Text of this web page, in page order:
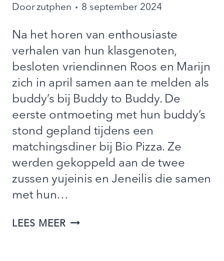
Doorzutphen 8 september 2024
Na het horen van enthousiaste
verhalen van hun klasgenoten,
besloten vriendinnen Roos en Marijn
zich in april samen aan te melden als
buddy’s bij Buddy to Buddy. De
eerste ontmoeting met hun buddy’s
stond gepland tijdens een
matchingsdiner bij Bio Pizza. Ze
werden gekoppeld aan de twee
zussen yujeinis en Jeneilis die samen
met hun…
LEES MEER“WANNEER